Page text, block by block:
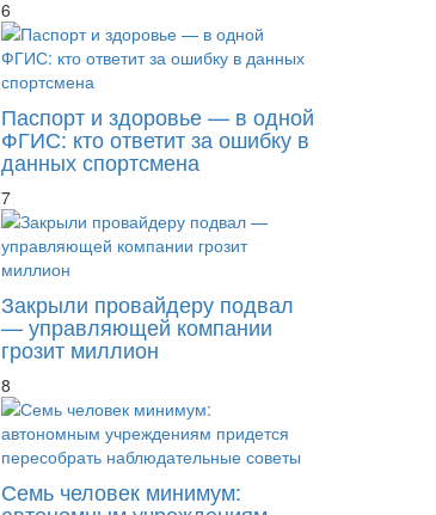
6
Паспорт и здоровье — в одной
ФГИС: кто ответит за ошибку в
данных спортсмена
7
Закрыли провайдеру подвал
— управляющей компании
грозит миллион
8
Семь человек минимум: